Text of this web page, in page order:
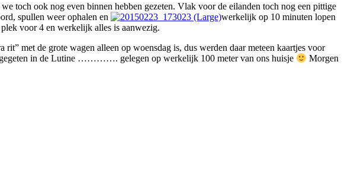
toch ook nog even binnen hebben gezeten. Vlak voor de eilanden toch nog een pittige
spullen weer ophalen en
werkelijk op 10 minuten lopen
voor 4 en werkelijk alles is aanwezig.
met de grote wagen alleen op woensdag is, dus werden daar meteen kaartjes voor
gegeten in de Lutine …………. gelegen op werkelijk 100 meter van ons huisje
Morgen